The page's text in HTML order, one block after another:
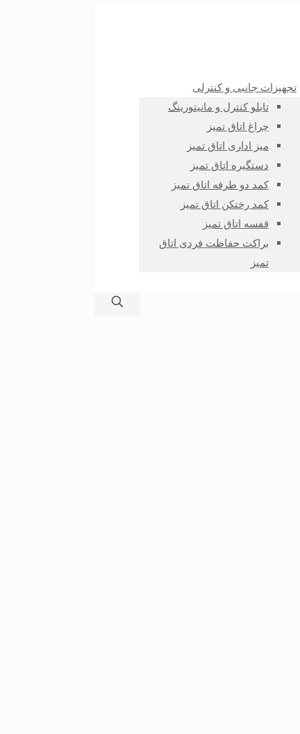
تجهیزات جانبی و کنترلی
تابلو کنترل و مانیتورینگ
چراغ اتاق تمیز
میز اداری اتاق تمیز
دستگیره اتاق تمیز
کمد دو طرفه اتاق تمیز
کمد رختکن اتاق تمیز
قفسه اتاق تمیز
براکت حفاظت فردی اتاق
تمیز